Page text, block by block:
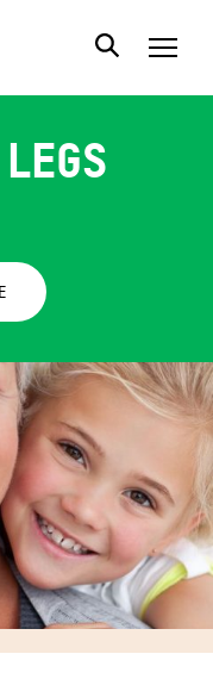
legs